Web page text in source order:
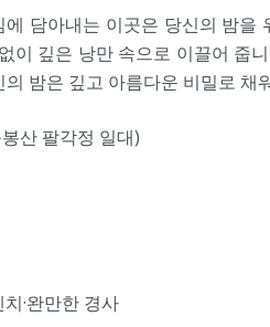
담아내는 이곳은 당신의 밤
이 깊은 낭만 속으로 이끌어 줍
밤은 깊고 아름다운 비밀로 채
산 팔각정 일대)
·완만한 경사